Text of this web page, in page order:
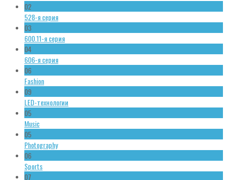
02
528-я серия
03
600.11-я серия
04
606-я серия
06
Fashion
09
LED-технологии
05
Music
05
Photography
06
Sports
07